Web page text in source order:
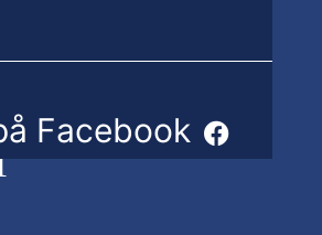
Facebook